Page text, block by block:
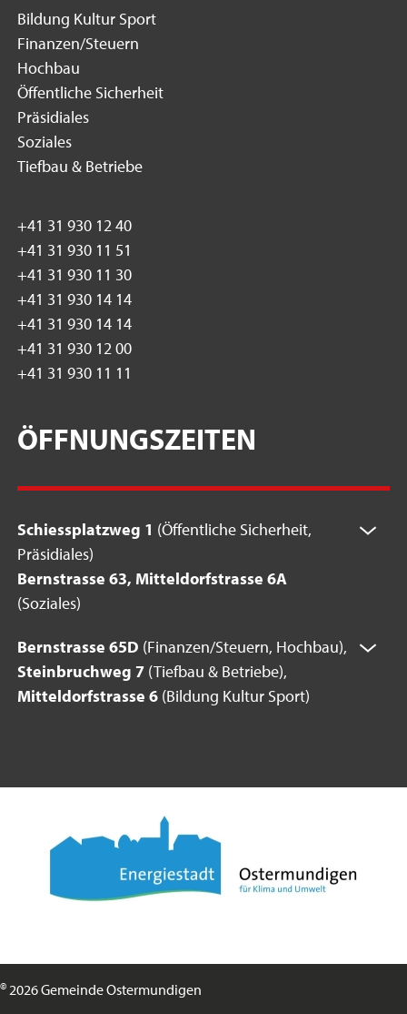
Bildung Kultur Sport
Finanzen/Steuern
Hochbau
Öffentliche Sicherheit
Präsidiales
Soziales
Tiefbau & Betriebe
+41 31 930 12 40
+41 31 930 11 51
+41 31 930 11 30
+41 31 930 14 14
+41 31 930 14 14
+41 31 930 12 00
+41 31 930 11 11
ÖFFNUNGSZEITEN
Schiessplatzweg 1 (Öffentliche Sicherheit,
Präsidiales)
Bernstrasse 63, Mitteldorfstrasse 6A
(Soziales)
Bernstrasse 65D (Finanzen/Steuern, Hochbau),
Steinbruchweg 7 (Tiefbau & Betriebe),
Mitteldorfstrasse 6 (Bildung Kultur Sport)
© 2026 Gemeinde Ostermundigen